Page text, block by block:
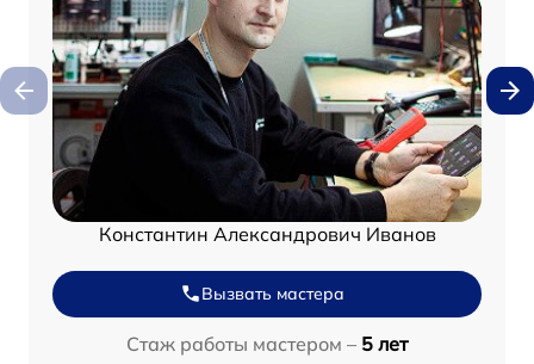
Константин Александрович Иванов
Вызвать мастера
Стаж работы мастером – 5 лет